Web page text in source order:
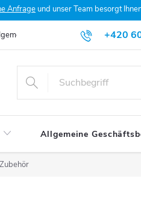
Anfrage und unser Team besorgt
+420
Geschäftsbedingungen (AGB)
Allgemeine